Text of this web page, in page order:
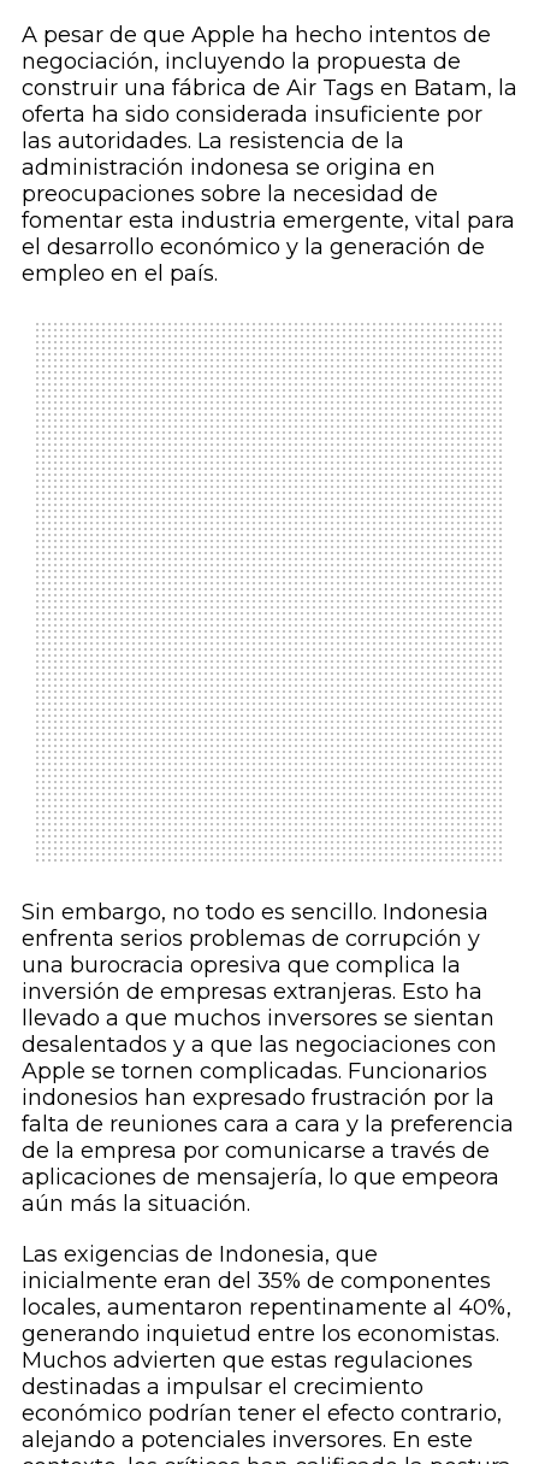
A pesar de que Apple ha hecho intentos de
negociación, incluyendo la propuesta de
construir una fábrica de Air Tags en Batam, la
oferta ha sido considerada insuficiente por
las autoridades. La resistencia de la
administración indonesa se origina en
preocupaciones sobre la necesidad de
fomentar esta industria emergente, vital para
el desarrollo económico y la generación de
empleo en el país.
Sin embargo, no todo es sencillo. Indonesia
enfrenta serios problemas de corrupción y
una burocracia opresiva que complica la
inversión de empresas extranjeras. Esto ha
llevado a que muchos inversores se sientan
desalentados y a que las negociaciones con
Apple se tornen complicadas. Funcionarios
indonesios han expresado frustración por la
falta de reuniones cara a cara y la preferencia
de la empresa por comunicarse a través de
aplicaciones de mensajería, lo que empeora
aún más la situación.
Las exigencias de Indonesia, que
inicialmente eran del 35% de componentes
locales, aumentaron repentinamente al 40%,
generando inquietud entre los economistas.
Muchos advierten que estas regulaciones
destinadas a impulsar el crecimiento
económico podrían tener el efecto contrario,
alejando a potenciales inversores. En este